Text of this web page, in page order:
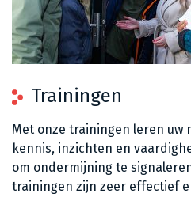
Trainingen
Met onze trainingen leren uw
kennis, inzichten en
om ondermijning te
trainingen zijn zeer effectief